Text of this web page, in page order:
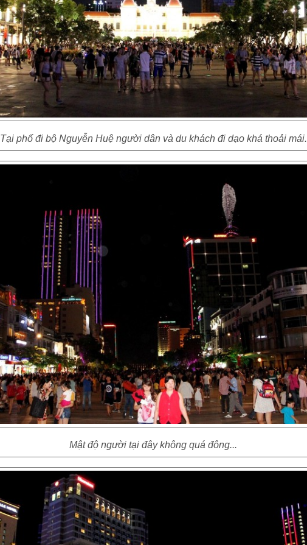
Tại phố đi bộ Nguyễn Huệ người dân và du khách đi dạo khá thoải mái.
Mật độ người tại đây không quá đông...